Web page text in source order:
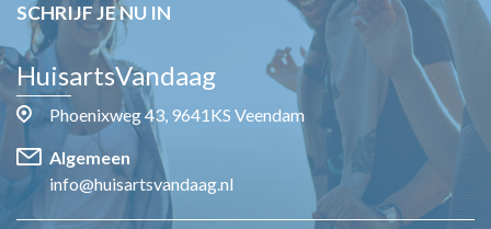
SCHRIJF JE NU IN
HuisartsVandaag
Phoenixweg 43, 9641KS Veendam
Algemeen
info@huisartsvandaag.nl